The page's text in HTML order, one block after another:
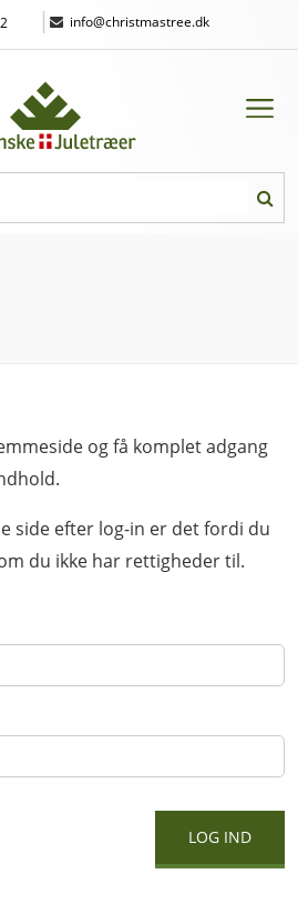
| info@christmastree.dk
og få komplet adgang
side efter log-in er det fordi du
du ikke har rettigheder til.